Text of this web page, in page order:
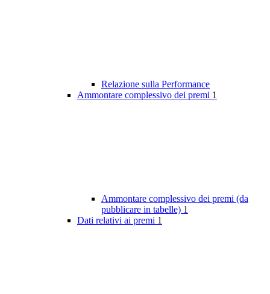
Relazione sulla Performance
Ammontare complessivo dei premi 1
Ammontare complessivo dei premi (da
pubblicare in tabelle) 1
Dati relativi ai premi 1